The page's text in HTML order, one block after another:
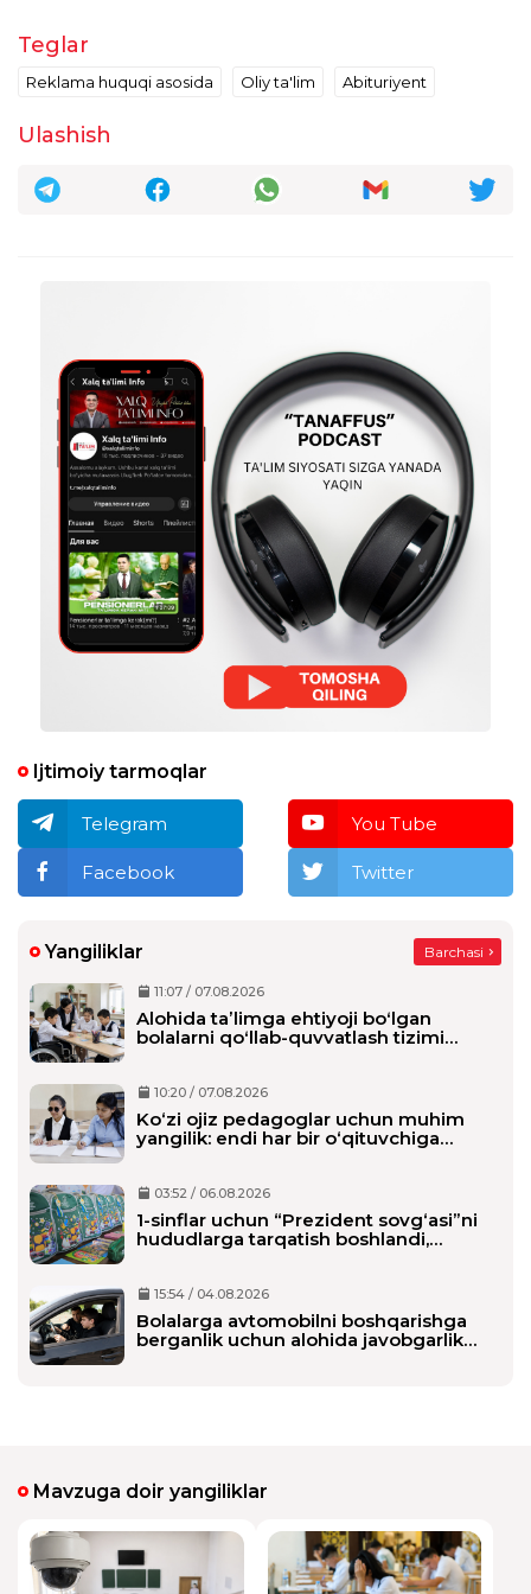
Teglar
Reklama huquqi asosida Oliy ta'lim Abituriyent
Ulashish
Ijtimoiy tarmoqlar
Telegram You Tube
Facebook Twitter
Yangiliklar Barchasi
11:07 / 07.08.2026
Alohida taʼlimga ehtiyoji boʻlgan
bolalarni qoʻllab-quvvatlash tizimi
10:20 / 07.08.2026
Ko‘zi ojiz pedagoglar uchun muhim
yangilik: endi har bir o‘qituvchiga
03:52 / 06.08.2026
1-sinflar uchun “Prezident sovg‘asi”ni
hududlarga tarqatish boshlandi,
15:54 / 04.08.2026
Bolalarga avtomobilni boshqarishga
berganlik uchun alohida javobgarlik
Mavzuga doir yangiliklar